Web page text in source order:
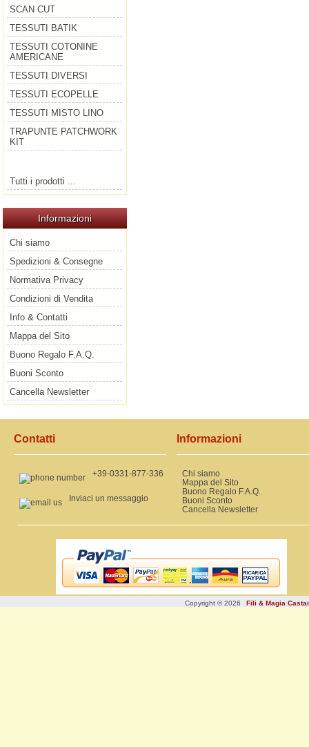
SCAN CUT
TESSUTI BATIK
TESSUTI COTONINE
AMERICANE
TESSUTI DIVERSI
TESSUTI ECOPELLE
TESSUTI MISTO LINO
TRAPUNTE PATCHWORK
KIT
Tutti i prodotti ...
Informazioni
Chi siamo
Spedizioni & Consegne
Normativa Privacy
Condizioni di Vendita
Info & Contatti
Mappa del Sito
Buono Regalo F.A.Q.
Buoni Sconto
Cancella Newsletter
Contatti
+39-0331-877-336
Inviaci un messaggio
Informazioni
Chi siamo
Mappa del Sito
Buono Regalo F.A.Q.
Buoni Sconto
Cancella Newsletter
Copyright © 2026 Fili & Magia